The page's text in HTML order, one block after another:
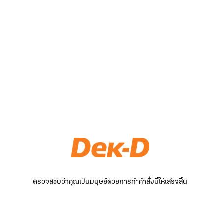
ตรวจสอบว่าคุณเป็นมนุษย์ด้วยการทำคำสั่งนี้ให้เสร็จสิ้น